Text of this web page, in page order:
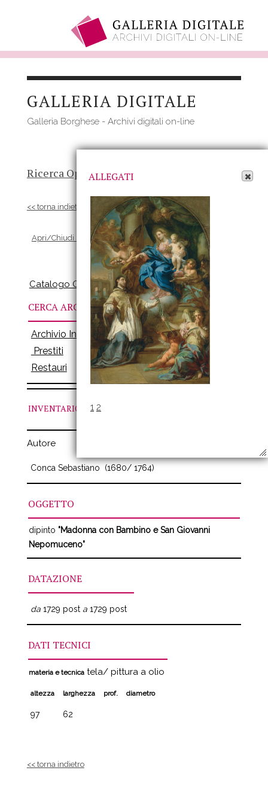
contenutoGALLERIA DIGITALE
Galleria Borghese - Archivi digitali on-line
Ricerca Opere-Risultato
<< torna indietro
Apri/Chiudi scheda Allegati
Catalogo Online
CERCA ARCHIVI
Archivio Inventari
Prestiti
Restauri
INVENTARIO N. 560
Autore
Conca Sebastiano (1680/ 1764)
OGGETTO
dipinto "Madonna con Bambino e San Giovanni
Nepomuceno"
DATAZIONE
da1729 post a1729 post
DATI TECNICI
materia e tecnicatela/ pittura a olio
altezza larghezza prof. diametro
97 62
<< torna indietro
ALLEGATI
1 2